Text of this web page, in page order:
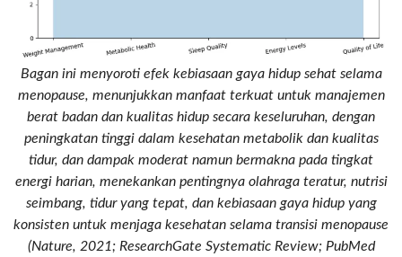
Bagan ini menyoroti efek kebiasaan gaya hidup sehat selama
menopause, menunjukkan manfaat terkuat untuk manajemen
berat badan dan kualitas hidup secara keseluruhan, dengan
peningkatan tinggi dalam kesehatan metabolik dan kualitas
tidur, dan dampak moderat namun bermakna pada tingkat
energi harian, menekankan pentingnya olahraga teratur, nutrisi
seimbang, tidur yang tepat, dan kebiasaan gaya hidup yang
konsisten untuk menjaga kesehatan selama transisi menopause
(Nature, 2021; ResearchGate Systematic Review; PubMed